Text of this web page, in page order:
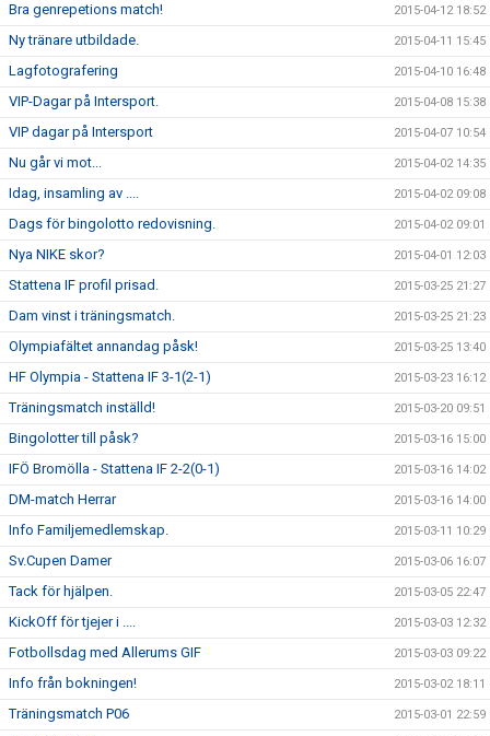
Bra genrepetions match! 2015-04-12 18:52
Ny tränare utbildade. 2015-04-11 15:45
Lagfotografering 2015-04-10 16:48
VIP-Dagar på Intersport. 2015-04-08 15:38
VIP dagar på Intersport 2015-04-07 10:54
Nu går vi mot... 2015-04-02 14:35
Idag, insamling av .... 2015-04-02 09:08
Dags för bingolotto redovisning. 2015-04-02 09:01
Nya NIKE skor? 2015-04-01 12:03
Stattena IF profil prisad. 2015-03-25 21:27
Dam vinst i träningsmatch. 2015-03-25 21:23
Olympiafältet annandag påsk! 2015-03-25 13:40
HF Olympia - Stattena IF 3-1(2-1) 2015-03-23 16:12
Träningsmatch inställd! 2015-03-20 09:51
Bingolotter till påsk? 2015-03-16 15:00
IFÖ Bromölla - Stattena IF 2-2(0-1) 2015-03-16 14:02
DM-match Herrar 2015-03-16 14:00
Info Familjemedlemskap. 2015-03-11 10:29
Sv.Cupen Damer 2015-03-06 16:07
Tack för hjälpen. 2015-03-05 22:47
KickOff för tjejer i .... 2015-03-03 12:32
Fotbollsdag med Allerums GIF 2015-03-03 09:22
Info från bokningen! 2015-03-02 18:11
Träningsmatch P06 2015-03-01 22:59